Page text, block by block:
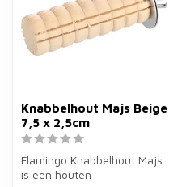
Knabbelhout Majs Beige
7,5 x 2,5cm
Flamingo Knabbelhout Majs
is een houten